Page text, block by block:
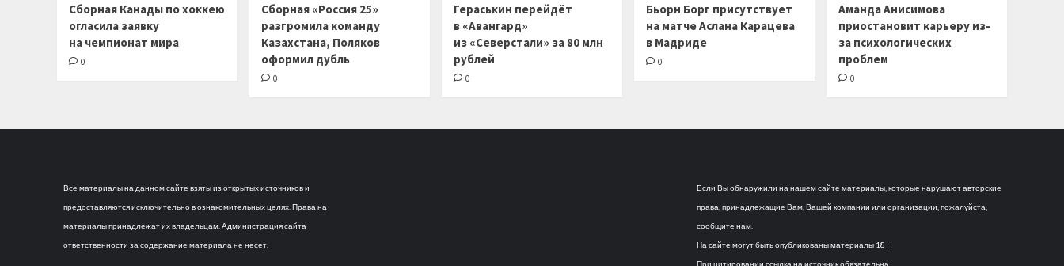
Сборная Канады по хоккею
огласила заявку
на чемпионат мира
0
Сборная «Россия 25»
разгромила команду
Казахстана, Поляков
оформил дубль
0
Гераськин перейдёт
в «Авангард»
из «Северстали» за 80 млн
рублей
0
Бьорн Борг присутствует
на матче Аслана Карацева
в Мадриде
0
Аманда Анисимова
приостановит карьеру из-
за психологических
проблем
0
Все материалы на данном сайте взяты из открытых источников и
предоставляются исключительно в ознакомительных целях. Права на
материалы принадлежат их владельцам. Администрация сайта
ответственности за содержание материала не несет.
Если Вы обнаружили на нашем сайте материалы, которые нарушают авторские
права, принадлежащие Вам, Вашей компании или организации, пожалуйста,
сообщите нам.
На сайте могут быть опубликованы материалы 18+!
При цитировании ссылка на источник обязательна.